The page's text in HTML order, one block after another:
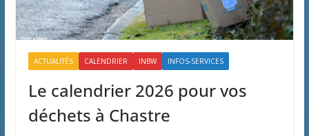
ACTUALITÉS CALENDRIER INBW INFOS-SERVICES
Le calendrier 2026 pour vos
déchets à Chastre